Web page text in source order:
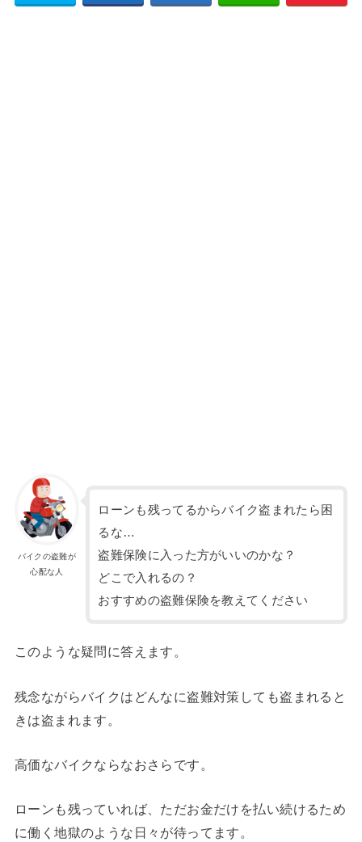
バイクの盗難が
心配な人
ローンも残ってるからバイク盗まれたら困
るな…
盗難保険に入った方がいいのかな？
どこで入れるの？
おすすめの盗難保険を教えてください
このような疑問に答えます。
残念ながらバイクはどんなに盗難対策しても盗まれると
きは盗まれます。
高価なバイクならなおさらです。
ローンも残っていれば、ただお金だけを払い続けるため
に働く地獄のような日々が待ってます。